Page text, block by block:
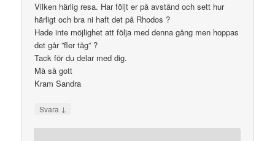
Vilken härlig resa. Har följt er på avstånd och sett hur
härligt och bra ni haft det på Rhodos ?
Hade inte möjlighet att följa med denna gång men hoppas
det går ”fler tåg” ?
Tack för du delar med dig.
Må så gott
Kram Sandra
Svara ↓